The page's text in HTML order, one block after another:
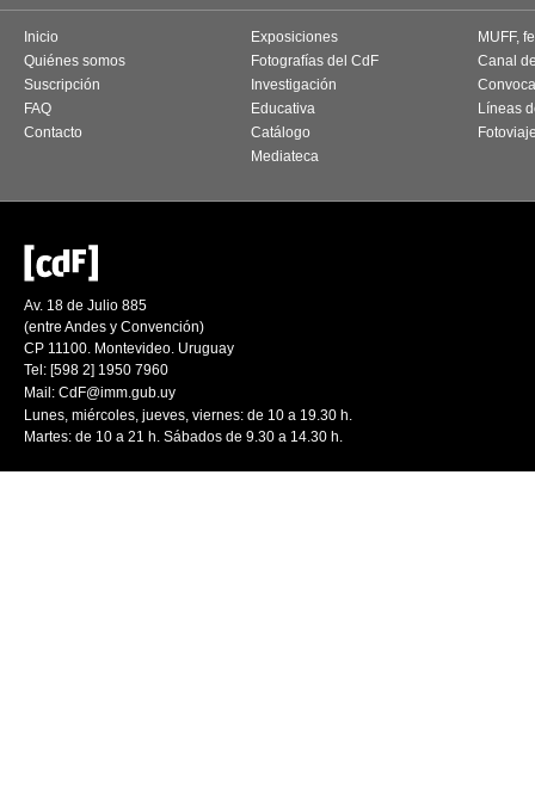
Inicio
Quiénes somos
Suscripción
FAQ
Contacto
Exposiciones
Fotografías del CdF
Investigación
Educativa
Catálogo
Mediateca
MUFF,
Canal
Líneas
Av. 18 de Julio 885
(entre Andes y Convención)
CP 11100. Montevideo. Uruguay
Tel: [598 2] 1950 7960
Mail: CdF@imm.gub.uy
Lunes, miércoles, jueves, viernes: de 10 a 19.30 h.
Martes: de 10 a 21 h. Sábados de 9.30 a 14.30 h.